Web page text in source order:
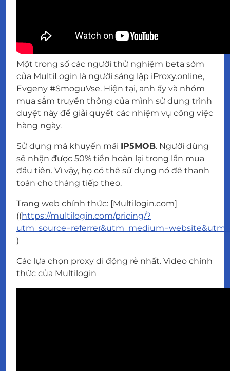
Một trong số các người thử nghiệm beta sớm
của MultiLogin là người sáng lập iProxy.online,
Evgeny #SmoguVse. Hiện tại, anh ấy và nhóm
mua sắm truyền thông của mình sử dụng trình
duyệt này để giải quyết các nhiệm vụ công việc
hàng ngày.
Sử dụng mã khuyến mãi IP5MOB. Người dùng
sẽ nhận được 50% tiền hoàn lại trong lần mua
đầu tiên. Vì vậy, họ có thể sử dụng nó để thanh
toán cho tháng tiếp theo.
Trang web chính thức: [Multilogin.com]
((https://multilogin.com/pricing/?
)
Các lựa chọn proxy di động rẻ nhất. Video chính
thức của Multilogin